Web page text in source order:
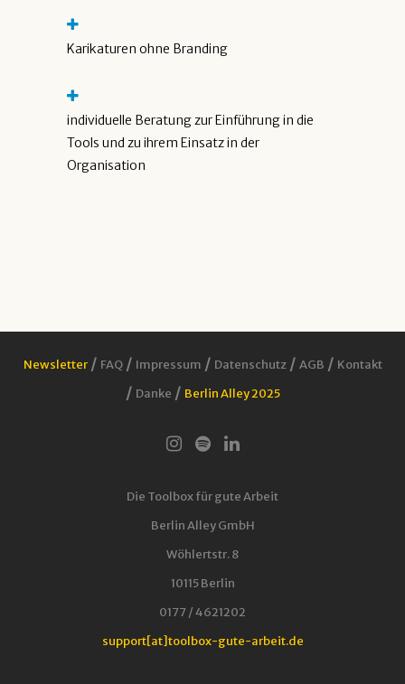
Karikaturen ohne Branding
individuelle Beratung zur Einführung in die
Tools und zu ihrem Einsatz in der
Organisation
Newsletter/ FAQ/ Impressum / Datenschutz / AGB / Kontakt
/ Danke / Berlin Alley 2025
Die Toolbox für gute Arbeit
Berlin Alley GmbH
Wöhlertstr. 8
10115 Berlin
0177 / 4621202
support[at]toolbox-gute-arbeit.de